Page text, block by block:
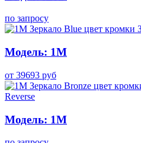
по запросу
Модель: 1M
от 39693 руб
Модель: 1M